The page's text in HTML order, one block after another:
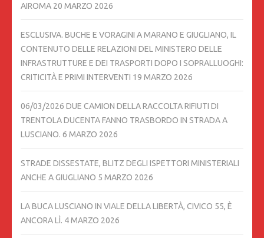
AIROMA 20 MARZO 2026
ESCLUSIVA. BUCHE E VORAGINI A MARANO E GIUGLIANO, IL
CONTENUTO DELLE RELAZIONI DEL MINISTERO DELLE
INFRASTRUTTURE E DEI TRASPORTI DOPO I SOPRALLUOGHI:
CRITICITÀ E PRIMI INTERVENTI 19 MARZO 2026
06/03/2026 DUE CAMION DELLA RACCOLTA RIFIUTI DI
TRENTOLA DUCENTA FANNO TRASBORDO IN STRADA A
LUSCIANO. 6 MARZO 2026
STRADE DISSESTATE, BLITZ DEGLI ISPETTORI MINISTERIALI
ANCHE A GIUGLIANO 5 MARZO 2026
LA BUCA LUSCIANO IN VIALE DELLA LIBERTÀ, CIVICO 55, È
ANCORA LÌ. 4 MARZO 2026